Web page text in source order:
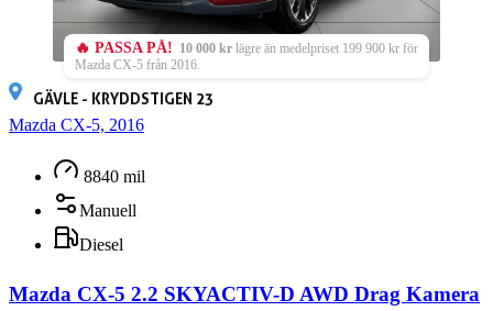
🔥 PASSA PÅ! 10 000 kr lägre än medelpriset 199 900 kr för
Mazda CX-5 från 2016.
GÄVLE - KRYDDSTIGEN 23
Mazda CX-5, 2016
8840 mil
Manuell
Diesel
Mazda CX-5 2.2 SKYACTIV-D AWD Drag Kamera